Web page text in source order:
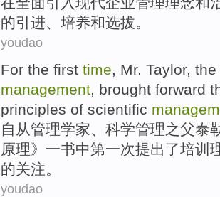
的引进、 培养和选拔。
youdao
For the first time Mr. Taylor, the
management brought forward
principles of scientific
自从管理学家、 科学管理之父泰
原理》一书中第一次提出了培训
的关注。
youdao